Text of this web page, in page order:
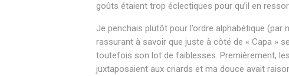
goûts étaient trop éclectiques pour qu’il en
Je penchais plutôt pour l’ordre alphabétique (par
rassurant à savoir que juste à côté de « Capa »
toutefois son lot de faiblesses. Premièrement,
juxtaposaient aux criards et ma douce avait